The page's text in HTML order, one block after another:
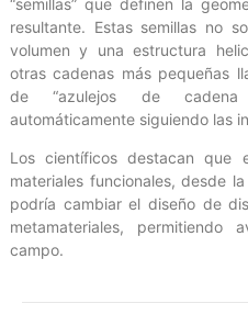
resultante. Estas semillas no
volumen y una estructura
otras cadenas más pequeñas
de “azulejos de cadena
automáticamente siguiendo las
Los científicos destacan que
materiales funcionales, desde
podría cambiar el diseño de
metamateriales, permitiendo
campo.